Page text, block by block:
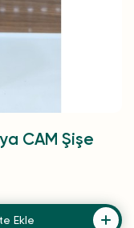
CAM Şişe
Ekle